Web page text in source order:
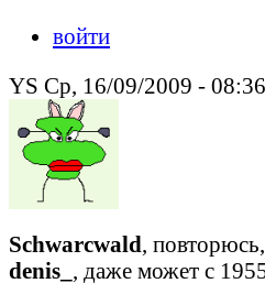
войти
YS Ср, 16/09/2009 - 08:36
Schwarcwald,
denis_ , даже может с